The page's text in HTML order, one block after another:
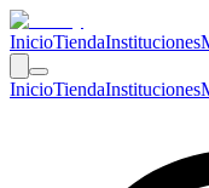
InicioTiendaInstituciones
InicioTiendaInstituciones